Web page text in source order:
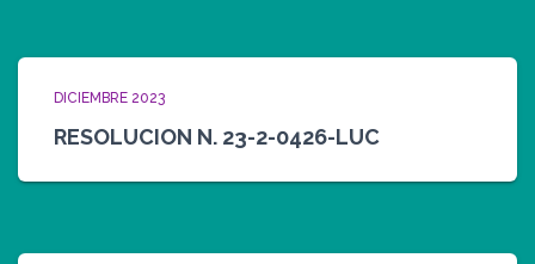
DICIEMBRE 2023
RESOLUCION N. 23-2-0426-LUC